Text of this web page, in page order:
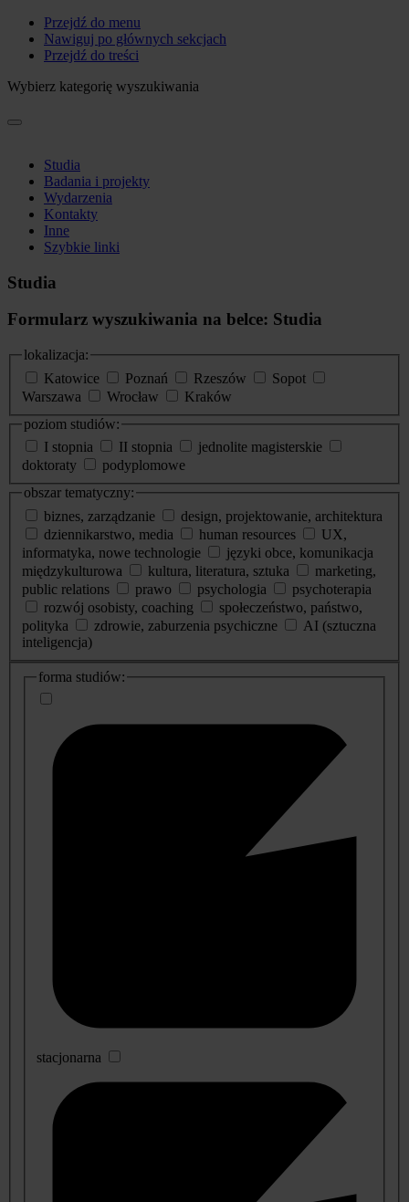
Przejdź do menu
Nawiguj po głównych sekcjach
Przejdź do treści
Wybierz kategorię wyszukiwania
Studia
Badania i projekty
Wydarzenia
Kontakty
Inne
Szybkie linki
Studia
Formularz wyszukiwania na belce: Studia
lokalizacja:
Katowice
Poznań Rzeszów
Sopot
Warszawa
Wrocław
Kraków
poziom studiów:
I stopnia
II stopnia
jednolite magisterskie
doktoraty
podyplomowe
obszar tematyczny:
biznes, zarządzanie
design, projektowanie, architektura
dziennikarstwo, media
human resources
UX,
informatyka, nowe technologie
języki obce, komunikacja
międzykulturowa
kultura, literatura, sztuka
marketing,
public relations
prawo psychologia
psychoterapia
rozwój osobisty, coaching
społeczeństwo, państwo,
polityka
zdrowie, zaburzenia psychiczne
AI (sztuczna
inteligencja)
dodatkowe
informacje
forma studiów:
stacjonarna